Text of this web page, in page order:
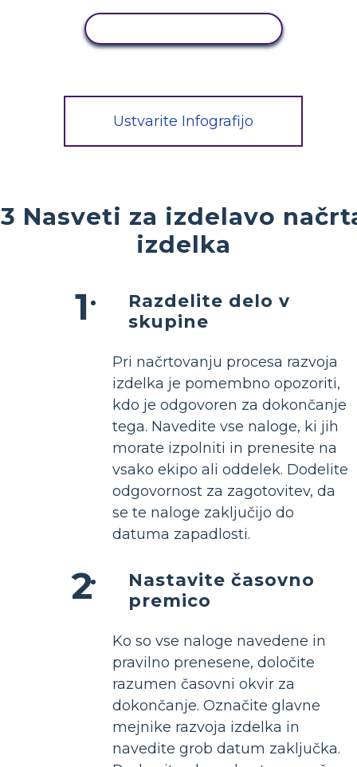
Ustvarite Infografijo
3 Nasveti za izdelavo
izdelka
Razdelite delo v
skupine
Pri načrtovanju procesa razvoja
izdelka je pomembno opozoriti,
kdo je odgovoren za dokončanje
tega. Navedite vse naloge, ki jih
morate izpolniti in prenesite na
vsako ekipo ali oddelek. Dodelite
odgovornost za zagotovitev, da
se te naloge zaključijo do
datuma zapadlosti.
Nastavite časovno
premico
Ko so vse naloge navedene in
pravilno prenesene, določite
razumen časovni okvir za
dokončanje. Označite glavne
mejnike razvoja izdelka in
navedite grob datum zaključka.